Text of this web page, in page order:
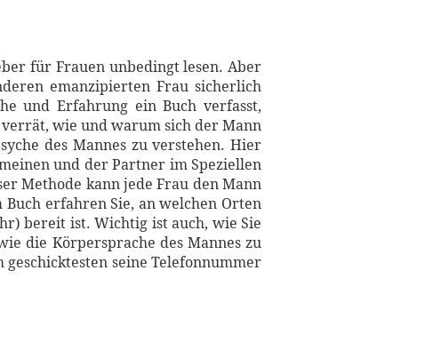
für Frauen unbedingt lesen. Aber
emanzipierten Frau sicherlich
und Erfahrung ein Buch verfasst,
wie und warum sich der Mann
des Mannes zu verstehen. Hier
und der Partner im Speziellen
Methode kann jede Frau den Mann
erfahren Sie, an welchen Orten
bereit ist. Wichtig ist auch, wie Sie
die Körpersprache des Mannes zu
seine Telefonnummer